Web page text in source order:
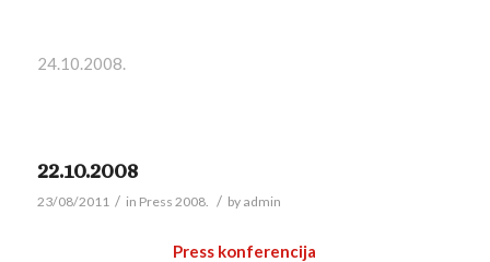
24.10.2008.
22.10.2008
23/08/2011 / in Press 2008. / by admin
Press konferencija